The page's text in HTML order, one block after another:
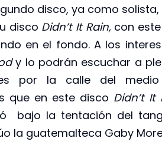
disco, ya como
disco Didn’t It Rain,con este
en el fondo. A los
y lo podrán escuchar a
por la calle del
que en este disco Didn’t It
bajo la tentación del
la guatemalteca Gaby